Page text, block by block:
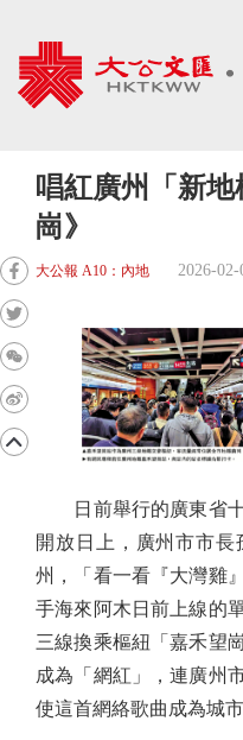
唱紅廣州「新
崗》
大公報 A10：內地 2026-02-
日前舉行的廣東省十
開放日上，廣州市市
州，「看一看『大灣雞
手海來阿木日前上線的
三線換乘樞紐「嘉禾望
成為「網紅」，連廣州
使這首網絡歌曲成為城市